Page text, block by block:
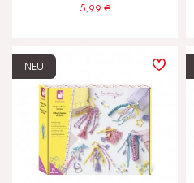
5,99 €
NEU